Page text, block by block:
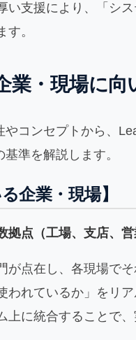
い支援により、「シ
す。
業・現場に
やコンセプトから、
準を解説します。
企業・現場】
拠点（工場、支店、
が点在し、各現場で
われているか」をリ
上に統合することで